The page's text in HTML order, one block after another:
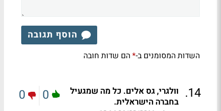
הוסף תגובה
השדות המסומנים ב-*הם שדות חובה
14
. וולגרי, גס אלים. כל מה שמגעיל
בחברה הישראלית.
0
0